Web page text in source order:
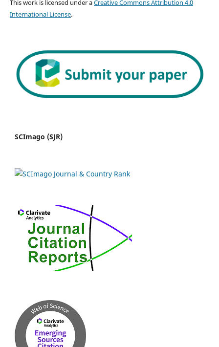
This work is licensed under aCreative Commons Attribution 4.0
International License.
SCImago (SJR)